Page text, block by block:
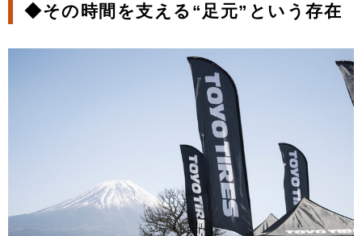
◆その時間を支える“足元”という存在